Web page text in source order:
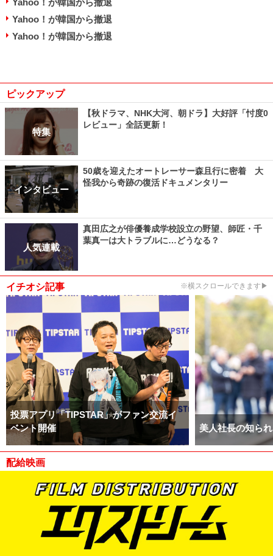
Yahoo！が韓国から撤退
Yahoo！が韓国から撤退
ピックアップ
特集
【秋ドラマ、NHK大河、朝ドラ】大好評「忖度0
レビュー」全話更新！
インタビュー
50歳を迎えたオートレーサー森且行に密着 大
怪我から奇跡の復活ドキュメンタリー
人気連載
真田広之が俳優養成学校設立の野望、師匠・千
葉真一は大トラブルに…どうなる？
イチオシ記事 ※横スクロールできます▶
投票アプリ「TIPSTAR」がファン交流イ
ベント開催
美人社長の知ら
配給映画